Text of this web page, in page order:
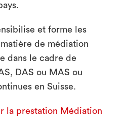
et forme les
de médiation
dans le cadre de
DAS ou MAS ou
en Suisse.
la prestation Médiation